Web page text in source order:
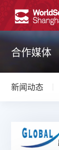
合作媒体
新闻动态